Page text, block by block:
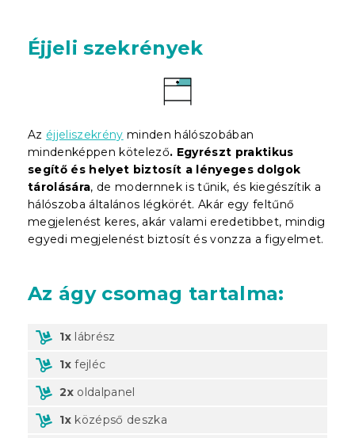
Éjjeli szekrények
Az éjjeliszekrény minden hálószobában
mindenképpen kötelező. Egyrészt praktikus
segítő és helyet biztosít a lényeges dolgok
tárolására, de modernnek is tűnik, és kiegészítik a
hálószoba általános légkörét. Akár egy feltűnő
megjelenést keres, akár valami eredetibbet, mindig
egyedi megjelenést biztosít és vonzza a figyelmet.
Az ágy csomag tartalma:
1x lábrész
1x fejléc
2x oldalpanel
1x középső deszka